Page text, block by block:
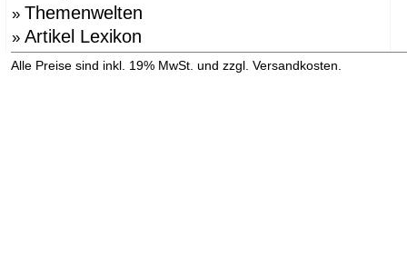
» Themenwelten
» Artikel Lexikon
Alle Preise sind inkl. 19% MwSt. und zzgl. Versandkosten.